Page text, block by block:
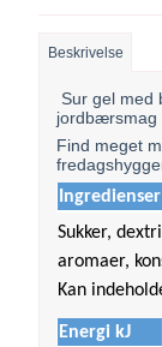
Beskrivelse
Sur gel
jordbærsmag
Find meget
Ingredienser
Sukker,
aromaer,
Kan
Energi kJ